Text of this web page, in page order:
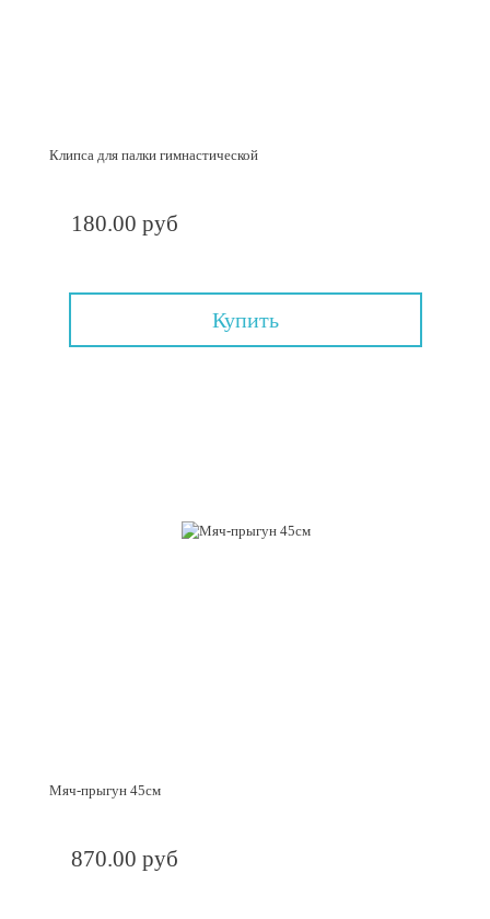
Клипса для палки гимнастической
180.00 руб
Купить
Мяч-прыгун 45см
870.00 руб